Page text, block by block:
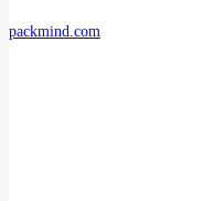
packmind.com